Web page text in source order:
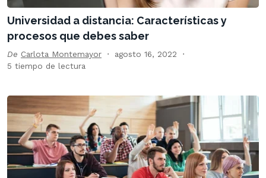
Universidad a distancia: Características y
procesos que debes saber
De Carlota Montemayor
agosto 16, 2022
5 tiempo de lectura